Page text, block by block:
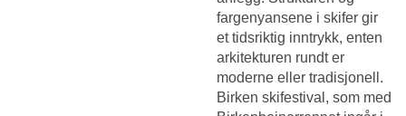
fargenyansene i skifer gir
et tidsriktig inntrykk, enten
arkitekturen rundt er
moderne eller tradisjonell.
Birken skifestival, som med